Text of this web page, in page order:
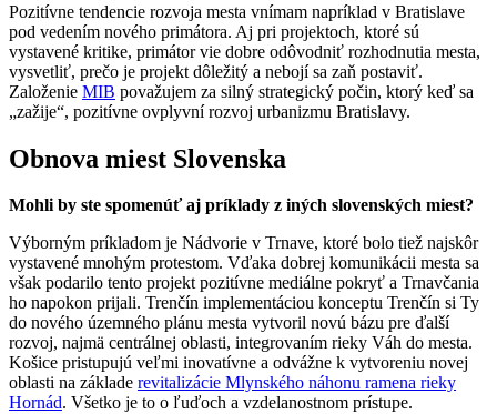
Pozitívne tendencie rozvoja mesta vnímam napríklad v Bratislave
pod vedením nového primátora. Aj pri projektoch, ktoré sú
vystavené kritike, primátor vie dobre odôvodniť rozhodnutia mesta,
vysvetliť, prečo je projekt dôležitý a nebojí sa zaň postaviť.
Založenie MIB považujem za silný strategický počin, ktorý keď sa
„zažije“, pozitívne ovplyvní rozvoj urbanizmu Bratislavy.
Obnova miest Slovenska
Mohli by ste spomenúť aj príklady z iných slovenských miest?
Výborným príkladom je Nádvorie v Trnave, ktoré bolo tiež najskôr
vystavené mnohým protestom. Vďaka dobrej komunikácii mesta sa
však podarilo tento projekt pozitívne mediálne pokryť a Trnavčania
ho napokon prijali. Trenčín implementáciou konceptu Trenčín si Ty
do nového územného plánu mesta vytvoril novú bázu pre ďalší
rozvoj, najmä centrálnej oblasti, integrovaním rieky Váh do mesta.
Košice pristupujú veľmi inovatívne a odvážne k vytvoreniu novej
oblasti na základe revitalizácie Mlynského náhonu ramena rieky
Hornád. Všetko je to o ľuďoch a vzdelanostnom prístupe.